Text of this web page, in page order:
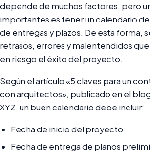
depende de muchos factores, pero
importantes es tener un calendario
de entregas y plazos. De esta forma,
retrasos, errores y malentendidos
en riesgo el éxito del proyecto.
Según el artículo «5 claves para un
con arquitectos», publicado en el
XYZ, un buen calendario debe incluir:
Fecha de inicio del proyecto
Fecha de entrega de planos